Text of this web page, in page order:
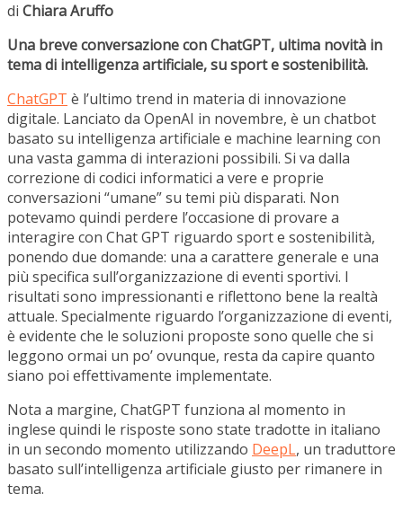
di Chiara Aruffo
Una breve conversazione con ChatGPT, ultima novità in
tema di intelligenza artificiale, su sport e sostenibilità.
ChatGPT è l’ultimo trend in materia di innovazione
digitale. Lanciato da OpenAI in novembre, è un chatbot
basato su intelligenza artificiale e machine learning con
una vasta gamma di interazioni possibili. Si va dalla
correzione di codici informatici a vere e proprie
conversazioni “umane” su temi più disparati. Non
potevamo quindi perdere l’occasione di provare a
interagire con Chat GPT riguardo sport e sostenibilità,
ponendo due domande: una a carattere generale e una
più specifica sull’organizzazione di eventi sportivi. I
risultati sono impressionanti e riflettono bene la realtà
attuale. Specialmente riguardo l’organizzazione di eventi,
è evidente che le soluzioni proposte sono quelle che si
leggono ormai un po’ ovunque, resta da capire quanto
siano poi effettivamente implementate.
Nota a margine, ChatGPT funziona al momento in
inglese quindi le risposte sono state tradotte in italiano
in un secondo momento utilizzando DeepL, un traduttore
basato sull’intelligenza artificiale giusto per rimanere in
tema.